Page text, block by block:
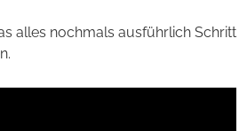
alles nochmals ausführlich Schritt